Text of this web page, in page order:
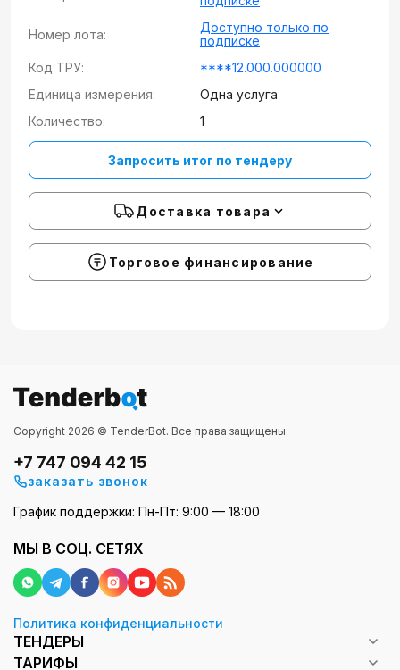
Номер лота:
Доступно только по
подписке
Код ТРУ:
****12.000.000000
Единица измерения:
Одна услуга
Количество:
1
Запросить итог по тендеру
Доставка товара
Торговое финансирование
Copyright 2026 © TenderBot. Все права защищены.
+7 747 094 42 15
заказать звонок
График поддержки: Пн-Пт: 9:00 — 18:00
МЫ В СОЦ. СЕТЯХ
Политика конфиденциальности
ТЕНДЕРЫ
ТАРИФЫ